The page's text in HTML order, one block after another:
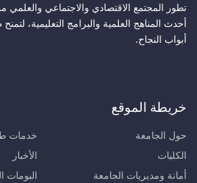
تطور المجتمع الاقتصادي والاجتماعي والعلمي
أحدث المناهج العلمية والبرامج التعليمية،
أبواب النجاح.
خريطة الموقع
حول الجامعة
الكليات
أمانة ومديريات الجامعة
خدمات
الأخبار
البومات